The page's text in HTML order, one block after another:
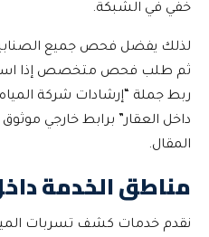
خفي في الشبكة.
لذلك يفضل فحص جميع الصنابير
ثم طلب فحص متخصص إذا
ربط جملة “إرشادات شركة
داخل العقار” برابط خارجي
المقال.
مناطق الخدمة
نقدم خدمات كشف تسربات